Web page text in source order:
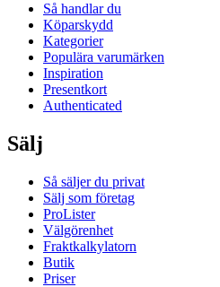
Så handlar du
Köparskydd
Kategorier
Populära varumärken
Inspiration
Presentkort
Authenticated
Sälj
Så säljer du privat
Sälj som företag
ProLister
Välgörenhet
Fraktkalkylatorn
Butik
Priser